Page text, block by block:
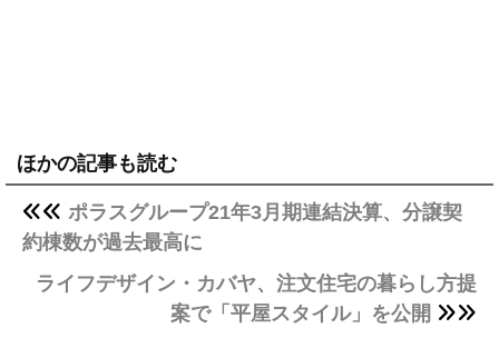
ほかの記事も読む
ポラスグループ21年3月期連結決算、分譲契
約棟数が過去最高に
ライフデザイン・カバヤ、注文住宅の暮らし方提
案で「平屋スタイル」を公開